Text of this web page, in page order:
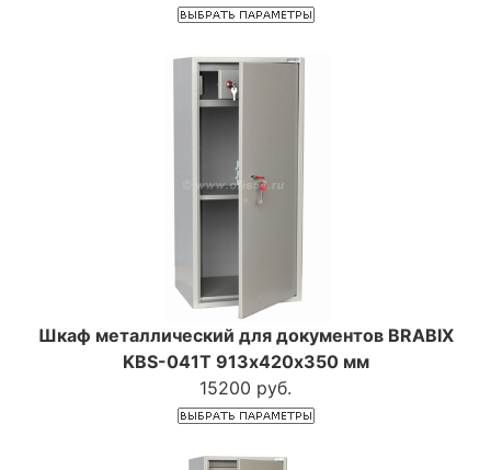
Шкаф металлический для документов BRABIX
KBS-041Т 913х420х350 мм
15200 руб.